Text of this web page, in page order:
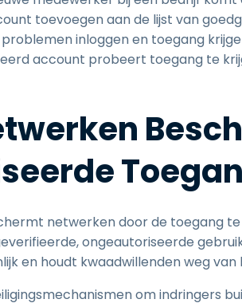
toevoegen aan de lijst van
inloggen en toegang
account probeert toegang te
netwerken door de toegang
ongeautoriseerde
en houdt kwaadwillenden weg van
om indringers